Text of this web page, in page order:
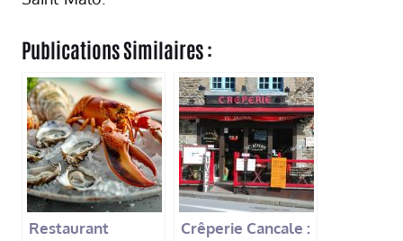
Publications Similaires :
Restaurant
Crêperie Cancale :